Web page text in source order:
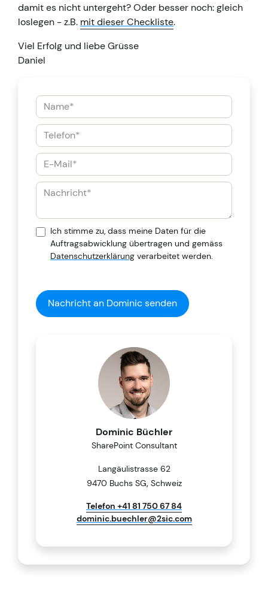
damit es nicht untergeht? Oder besser noch: gleich
loslegen - z.B. mit dieser Checkliste.
Viel Erfolg und liebe Grüsse
Daniel
Ich stimme zu, dass meine Daten für die
Auftragsabwicklung übertragen und gemäss
Datenschutzerklärung verarbeitet werden.
Nachricht an Dominic senden
Dominic Büchler
SharePoint Consultant
Langäulistrasse 62
9470 Buchs SG, Schweiz
Telefon +41 81 750 67 84
dominic.buechler@2sic.com